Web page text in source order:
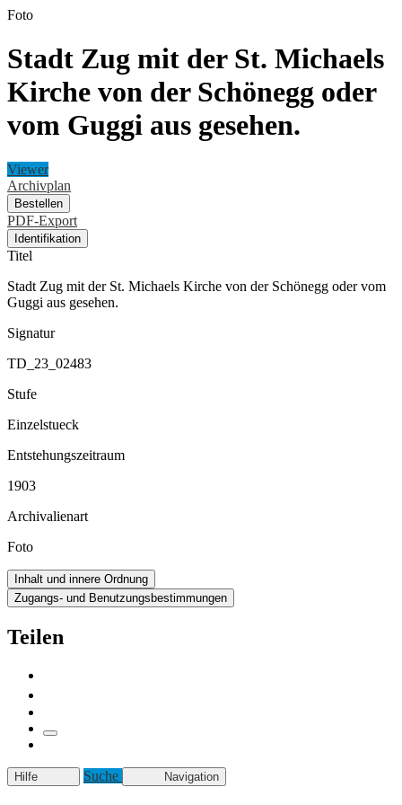
Foto
Stadt Zug mit der St. Michaels
Kirche von der Schönegg oder
vom Guggi aus gesehen.
Viewer
Archivplan
Bestellen
PDF-Export
Identifikation
Titel
Stadt Zug mit der St. Michaels Kirche von der Schönegg oder vom
Guggi aus gesehen.
Signatur
TD_23_02483
Stufe
Einzelstueck
Entstehungszeitraum
1903
Archivalienart
Foto
Inhalt und innere Ordnung
Zugangs- und Benutzungsbestimmungen
Teilen
Hilfe Suche Navigation